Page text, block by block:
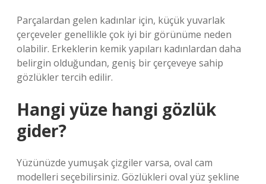
Parçalardan gelen kadınlar için, küçük yuvarlak
çerçeveler genellikle çok iyi bir görünüme neden
olabilir. Erkeklerin kemik yapıları kadınlardan daha
belirgin olduğundan, geniş bir çerçeveye sahip
gözlükler tercih edilir.
Hangi yüze hangi gözlük
gider?
Yüzünüzde yumuşak çizgiler varsa, oval cam
modelleri seçebilirsiniz. Gözlükleri oval yüz şekline